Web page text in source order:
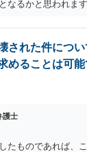
なるかと思われます
された件につ
めることは可能
護士
たものであれば、